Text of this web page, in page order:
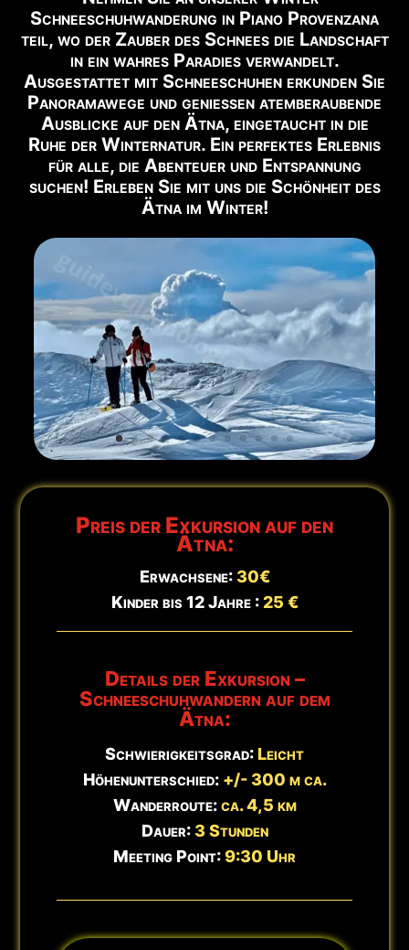
⚠️ ZUGANG ZUM GIPFEL
Nur mit autorisiertem Guide.
📹 BLICK AUF DEN VULKAN
Live-Webcam ansehen →
✅ EMPFOHLENE AUSFLÜGE FÜR DIESE ZEIT
Nachfolgend finden Sie die in diesem Zeitraum
❄️ Krater von 2002 oder Schneeschuh (bei
Buchen
🌋 Trekking 3000m Etna Süd
Hinweis:Wanderschuhe erforderlich. Aktualisiert:9. August -
11:10 Uhr
Schneeschuhwanderung in Piano Provenzana
teil, wo der Zauber des Schnees die Landschaft
in ein wahres Paradies verwandelt.
Ausgestattet mit Schneeschuhen erkunden Sie
Panoramawege und genießen atemberaubende
Ausblicke auf den Ätna, eingetaucht in die
Ruhe der Winternatur. Ein perfektes Erlebnis
für alle, die Abenteuer und Entspannung
suchen! Erleben Sie mit uns die Schönheit des
Ätna im Winter!
Preis der Exkursion auf den
Ätna:
Erwachsene: 30€
Kinder bis 12 Jahre :25 €
Details der Exkursion –
Schneeschuhwandern auf dem
Ätna:
Schwierigkeitsgrad: Leicht
Höhenunterschied: +/- 300 m ca.
Wanderroute:ca. 4,5 km
Dauer: 3 Stunden
Meeting Point:9:30 Uhr